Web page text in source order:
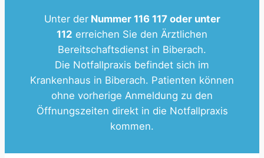
Unter derNummer 116 117 oder unter
112 erreichen Sie den Ärztlichen
Bereitschaftsdienst in Biberach.
Die Notfallpraxis befindet sich im
Krankenhaus in Biberach. Patienten können
ohne vorherige Anmeldung zu den
Öffnungszeiten direkt in die Notfallpraxis
kommen.